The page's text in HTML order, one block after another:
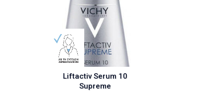
Liftactiv Serum 10
Supreme